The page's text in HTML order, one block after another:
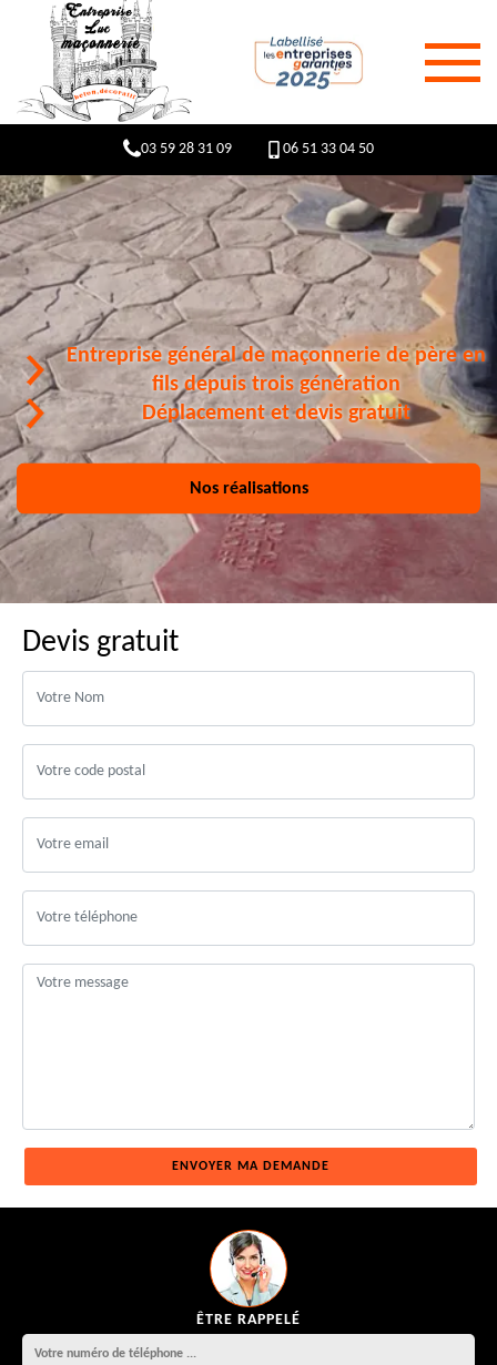
03 59 28 31 09 06 51 33 04 50
Entreprise général de maçonnerie de père en
fils depuis trois génération
Déplacement et devis gratuit
Nos réalisations
Devis gratuit
ÊTRE RAPPELÉ